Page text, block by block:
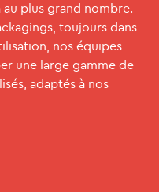
plus grand nombre.
toujours dans
nos équipes
une large gamme de
adaptés à nos